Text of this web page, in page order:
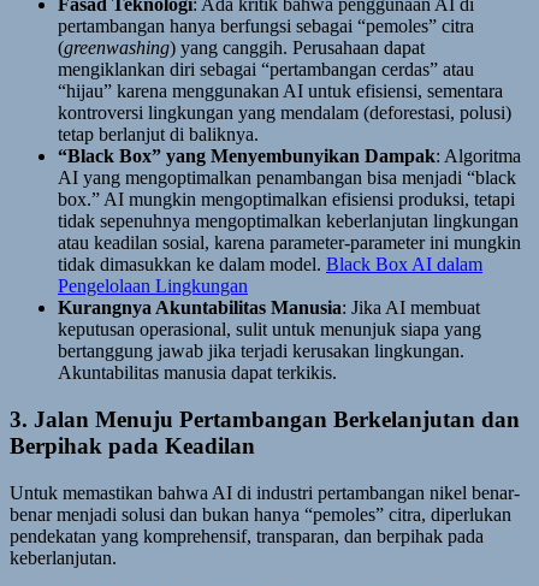
Fasad Teknologi: Ada kritik bahwa penggunaan AI di
pertambangan hanya berfungsi sebagai “pemoles” citra
(greenwashing) yang canggih. Perusahaan dapat
mengiklankan diri sebagai “pertambangan cerdas” atau
“hijau” karena menggunakan AI untuk efisiensi, sementara
kontroversi lingkungan yang mendalam (deforestasi, polusi)
tetap berlanjut di baliknya.
“Black Box” yang Menyembunyikan Dampak: Algoritma
AI yang mengoptimalkan penambangan bisa menjadi “black
box.” AI mungkin mengoptimalkan efisiensi produksi, tetapi
tidak sepenuhnya mengoptimalkan keberlanjutan lingkungan
atau keadilan sosial, karena parameter-parameter ini mungkin
tidak dimasukkan ke dalam model. Black Box AI dalam
Pengelolaan Lingkungan
Kurangnya Akuntabilitas Manusia: Jika AI membuat
keputusan operasional, sulit untuk menunjuk siapa yang
bertanggung jawab jika terjadi kerusakan lingkungan.
Akuntabilitas manusia dapat terkikis.
3. Jalan Menuju Pertambangan Berkelanjutan dan
Berpihak pada Keadilan
Untuk memastikan bahwa AI di industri pertambangan nikel benar-
benar menjadi solusi dan bukan hanya “pemoles” citra, diperlukan
pendekatan yang komprehensif, transparan, dan berpihak pada
keberlanjutan.